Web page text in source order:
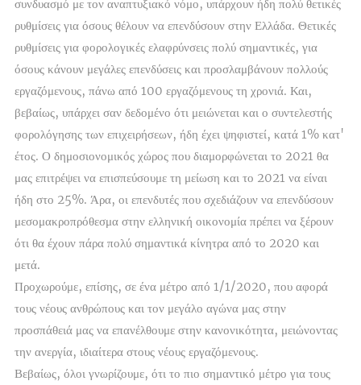
συνδυασμό με τον αναπτυξιακό νόμο, υπάρχουν ήδη πολύ θετικές
ρυθμίσεις για όσους θέλουν να επενδύσουν στην Ελλάδα. Θετικές
ρυθμίσεις για φορολογικές ελαφρύνσεις πολύ σημαντικές, για
όσους κάνουν μεγάλες επενδύσεις και προσλαμβάνουν πολλούς
εργαζόμενους, πάνω από 100 εργαζόμενους τη χρονιά. Και,
βεβαίως, υπάρχει σαν δεδομένο ότι μειώνεται και ο συντελεστής
φορολόγησης των επιχειρήσεων, ήδη έχει ψηφιστεί, κατά 1% κατ'
έτος. Ο δημοσιονομικός χώρος που διαμορφώνεται το 2021 θα
μας επιτρέψει να επισπεύσουμε τη μείωση και το 2021 να είναι
ήδη στο 25%. Άρα, οι επενδυτές που σχεδιάζουν να επενδύσουν
μεσομακροπρόθεσμα στην ελληνική οικονομία πρέπει να ξέρουν
ότι θα έχουν πάρα πολύ σημαντικά κίνητρα από το 2020 και
μετά.
Προχωρούμε, επίσης, σε ένα μέτρο από 1/1/2020, που αφορά
τους νέους ανθρώπους και τον μεγάλο αγώνα μας στην
προσπάθειά μας να επανέλθουμε στην κανονικότητα, μειώνοντας
την ανεργία, ιδιαίτερα στους νέους εργαζόμενους.
Βεβαίως, όλοι γνωρίζουμε, ότι το πιο σημαντικό μέτρο για τους